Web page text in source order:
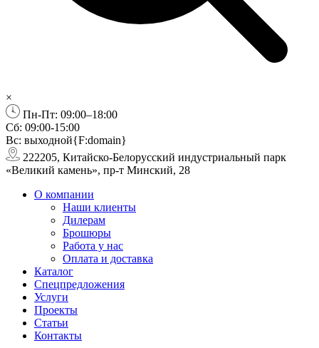
×
Пн-Пт: 09:00–18:00
Сб: 09:00-15:00
Вс: выходной{F:domain}
222205, Китайско-Белорусский индустриальный парк
«Великий камень», пр-т Минский, 28
О компании
Наши клиенты
Дилерам
Брошюры
Работа у нас
Оплата и доставка
Каталог
Спецпредложения
Услуги
Проекты
Статьи
Контакты